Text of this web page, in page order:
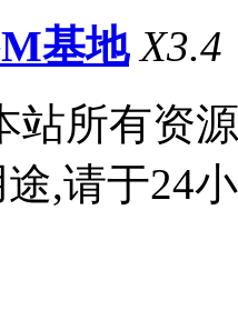
基地 X3.4
站所有资
,请于24